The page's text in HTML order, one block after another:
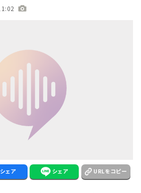
シェア シェア URLをコピー